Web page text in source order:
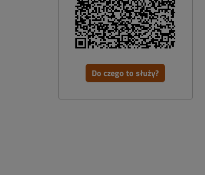
Do czego to służy?